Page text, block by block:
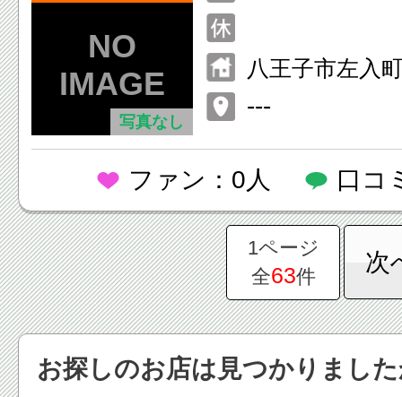
写真なし
八王子市左入
---
ファン：0人 口コ
1ページ
全63件
次
お探しのお店は見つかりまし